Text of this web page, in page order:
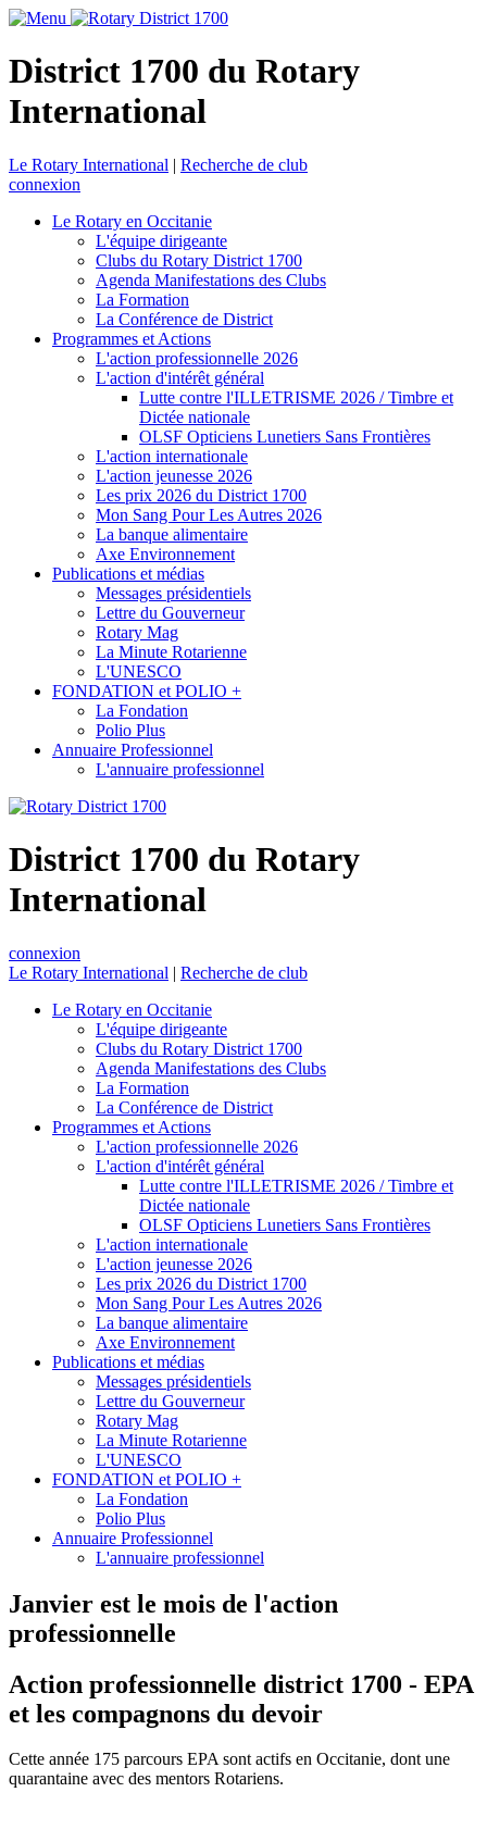
District 1700 du Rotary
International
Le Rotary International | Recherche de club
connexion
Le Rotary en Occitanie
L'équipe dirigeante
Clubs du Rotary District 1700
Agenda Manifestations des Clubs
La Formation
La Conférence de District
Programmes et Actions
L'action professionnelle 2026
L'action d'intérêt général
Lutte contre l'ILLETRISME 2026 / Timbre et
Dictée nationale
OLSF Opticiens Lunetiers Sans Frontières
L'action internationale
L'action jeunesse 2026
Les prix 2026 du District 1700
Mon Sang Pour Les Autres 2026
La banque alimentaire
Axe Environnement
Publications et médias
Messages présidentiels
Lettre du Gouverneur
Rotary Mag
La Minute Rotarienne
L'UNESCO
FONDATION et POLIO +
La Fondation
Polio Plus
Annuaire Professionnel
L'annuaire professionnel
District 1700 du Rotary
International
connexion
Le Rotary International | Recherche de club
Le Rotary en Occitanie
L'équipe dirigeante
Clubs du Rotary District 1700
Agenda Manifestations des Clubs
La Formation
La Conférence de District
Programmes et Actions
L'action professionnelle 2026
L'action d'intérêt général
Lutte contre l'ILLETRISME 2026 / Timbre et
Dictée nationale
OLSF Opticiens Lunetiers Sans Frontières
L'action internationale
L'action jeunesse 2026
Les prix 2026 du District 1700
Mon Sang Pour Les Autres 2026
La banque alimentaire
Axe Environnement
Publications et médias
Messages présidentiels
Lettre du Gouverneur
Rotary Mag
La Minute Rotarienne
L'UNESCO
FONDATION et POLIO +
La Fondation
Polio Plus
Annuaire Professionnel
L'annuaire professionnel
Janvier est le mois de l'action
professionnelle
Action professionnelle district 1700 - EPA
et les compagnons du devoir
Cette année 175 parcours EPA sont actifs en Occitanie, dont une
quarantaine avec des mentors Rotariens.